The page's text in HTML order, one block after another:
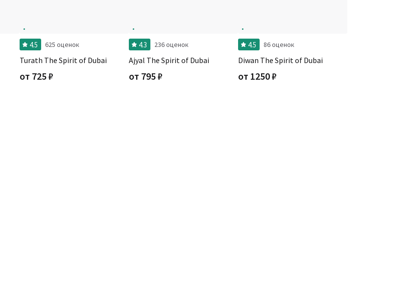
4.5 625 оценок
Turath The Spirit of Dubai
от 725₽
4.3 236 оценок
Ajyal The Spirit of Dubai
от 795₽
4.5 86 оценок
Diwan The Spirit of Dubai
от 1250₽